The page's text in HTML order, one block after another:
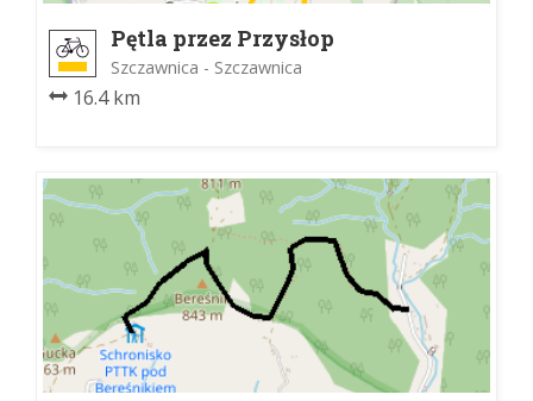
Pętla przez Przysłop
Szczawnica - Szczawnica
16.4 km